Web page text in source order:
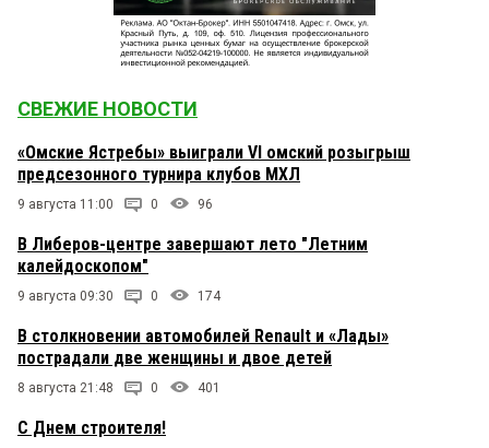
СВЕЖИЕ НОВОСТИ
«Омские Ястребы» выиграли VI омский розыгрыш
предсезонного турнира клубов МХЛ
9 августа 11:00 0 96
В Либеров-центре завершают лето "Летним
калейдоскопом"
9 августа 09:30 0 174
В столкновении автомобилей Renault и «Лады»
пострадали две женщины и двое детей
8 августа 21:48 0 401
С Днем строителя!